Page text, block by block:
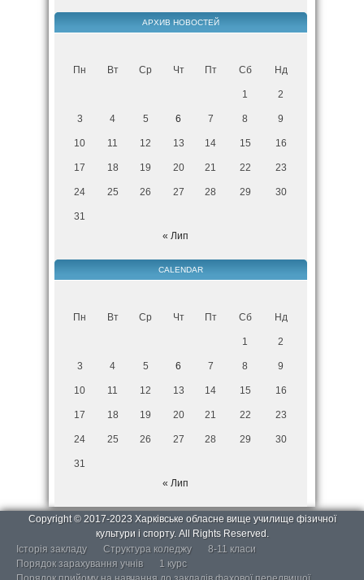
АРХИВ НОВОСТЕЙ
Пн Вт Ср Чт Пт Сб Нд
1 2
3 4 5 6 7 8 9
10 11 12 13 14 15 16
17 18 19 20 21 22 23
24 25 26 27 28 29 30
31
« Лип
CALENDAR
Пн Вт Ср Чт Пт Сб Нд
1 2
3 4 5 6 7 8 9
10 11 12 13 14 15 16
17 18 19 20 21 22 23
24 25 26 27 28 29 30
31
« Лип
Copyright © 2017-2023 Харківське обласне вище училище фізичної
культури і спорту. All Rights Reserved.
Історія закладу
Структура коледжу
8-11 класи
Порядок зарахування учнів
1 курс